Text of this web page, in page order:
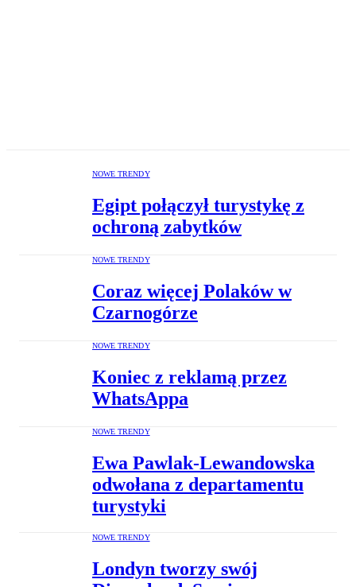
NOWE TRENDY
Egipt połączył turystykę z
ochroną zabytków
NOWE TRENDY
Coraz więcej Polaków w
Czarnogórze
NOWE TRENDY
Koniec z reklamą przez
WhatsAppa
NOWE TRENDY
Ewa Pawlak-Lewandowska
odwołana z departamentu
turystyki
NOWE TRENDY
Londyn tworzy swój